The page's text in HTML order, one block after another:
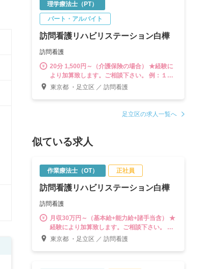
理学療法士（PT）
パート・アルバイト
訪問看護リハビリステーション白樺
訪問看護
20分 1,500円～（介護保険の場合） ★経験に
より加算致します。ご相談下さい。 例：１件
が60分の場合 → 4,500円～ 医療保険
東京都 ・足立区 ／ 訪問看護
足立区の求人一覧へ
似ている求人
作業療法士（OT） 正社員
訪問看護リハビリステーション白樺
訪問看護
月収30万円～（基本給+能力給+諸手当含） ★
経験により加算致します。ご相談下さい。 ※
試用期間中は減額があるのでご了承下さい
東京都 ・足立区 ／ 訪問看護